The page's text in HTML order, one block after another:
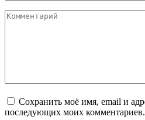
Комментарий
Сохранить моё имя, email и
последующих моих комментариев.